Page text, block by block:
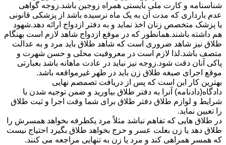
شناسنامه و کارت ملی بایستی همراه زوجین باشد.زوجه گواهی
عدم بارداری که مدت آن به یک ماه نرسیده باشد از پزشکی قانونی
یا پزشک متخصص زنان اخذ نماید و به دفتر ازدواج ارائه دهد.شهود
هم داشته باشند.همانطور که در موقع ازدواج شاهد لازم است بهنگام
طلاق نیز شاهد ضروری است که شاهد طلاق باید مرد و به عدالت
متصف باشد.لذا لازم است در معروفیت محلی و حسن شهرت و
پاکی آنان دقت شود.زوجه نیز نباید در عادت ماهانه باشد بعبارتی
موقع اجرای صیغه طلاق زن باید در طهر غیرمواقعه باشد.
بهترین کار این است که پس از دریافت تصمصم نهایی
دادگاه(دادنامه) آنرا به دفتر طلاق بیاورید و ضمن توجیه شدن با
شرایط و لوازم طلاق دفتر طلاق برای شما وقت اجرا و ثبت طلاق
را تعیین نماید.
در طلاق هایی که تفاهم نباشد مثلاً مرد یکطرفه بخواهد همسرش را
طلاق دهد یا زن بعلت عسر و حرج بخواهد طلاق بگیرد احتیاج نیست
که همسر همراهی کند و مرد یا زن به تنهایی مراجعه می کنند.